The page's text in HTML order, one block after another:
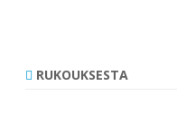
RUKOUKSESTA